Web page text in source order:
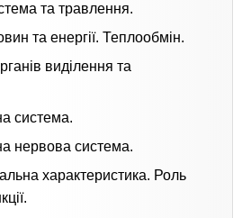
та травлення.
та енергії. Теплообмін.
виділення та
система.
нервова система.
характеристика. Роль